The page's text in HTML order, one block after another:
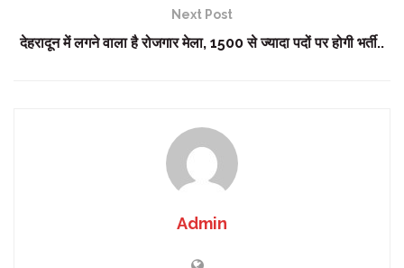
Next Post
देहरादून में लगने वाला है रोजगार मेला, 1500 से ज्यादा पदों पर होगी भर्ती..
Admin